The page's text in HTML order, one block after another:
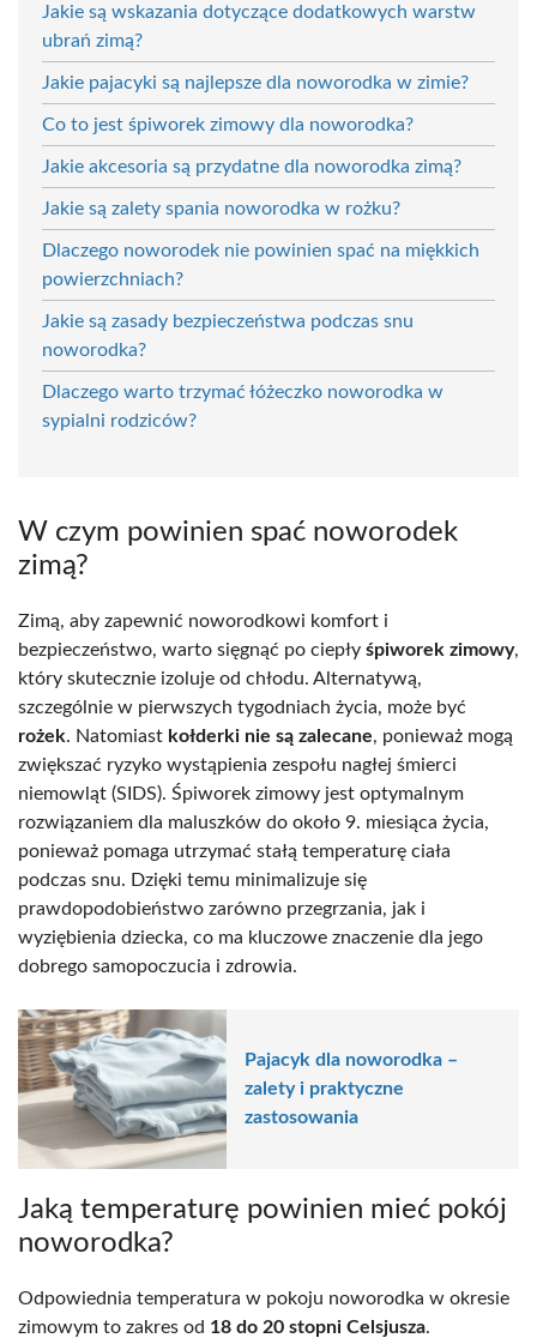
Jakie są wskazania dotyczące dodatkowych warstw
ubrań zimą?
Jakie pajacyki są najlepsze dla noworodka w zimie?
Co to jest śpiworek zimowy dla noworodka?
Jakie akcesoria są przydatne dla noworodka zimą?
Jakie są zalety spania noworodka w rożku?
Dlaczego noworodek nie powinien spać na miękkich
powierzchniach?
Jakie są zasady bezpieczeństwa podczas snu
noworodka?
Dlaczego warto trzymać łóżeczko noworodka w
sypialni rodziców?
W czym powinien spać noworodek
zimą?
Zimą, aby zapewnić noworodkowi komfort i
bezpieczeństwo, warto sięgnąć po ciepły śpiworek zimowy,
który skutecznie izoluje od chłodu. Alternatywą,
szczególnie w pierwszych tygodniach życia, może być
rożek. Natomiast kołderki nie są zalecane, ponieważ mogą
zwiększać ryzyko wystąpienia zespołu nagłej śmierci
niemowląt (SIDS). Śpiworek zimowy jest optymalnym
rozwiązaniem dla maluszków do około 9. miesiąca życia,
ponieważ pomaga utrzymać stałą temperaturę ciała
podczas snu. Dzięki temu minimalizuje się
prawdopodobieństwo zarówno przegrzania, jak i
wyziębienia dziecka, co ma kluczowe znaczenie dla jego
dobrego samopoczucia i zdrowia.
Pajacyk dla noworodka –
zalety i praktyczne
zastosowania
Jaką temperaturę powinien mieć pokój
noworodka?
Odpowiednia temperatura w pokoju noworodka w okresie
zimowym to zakres od 18 do 20 stopni Celsjusza.